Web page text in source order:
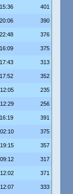
401
390
376
375
313
352
235
256
391
375
357
317
371
333